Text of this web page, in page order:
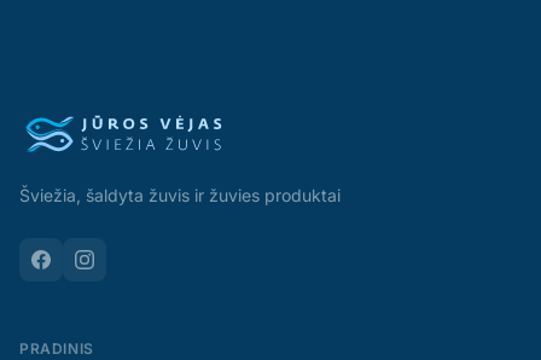
Šviežia, šaldyta žuvis ir žuvies produktai
PRADINIS